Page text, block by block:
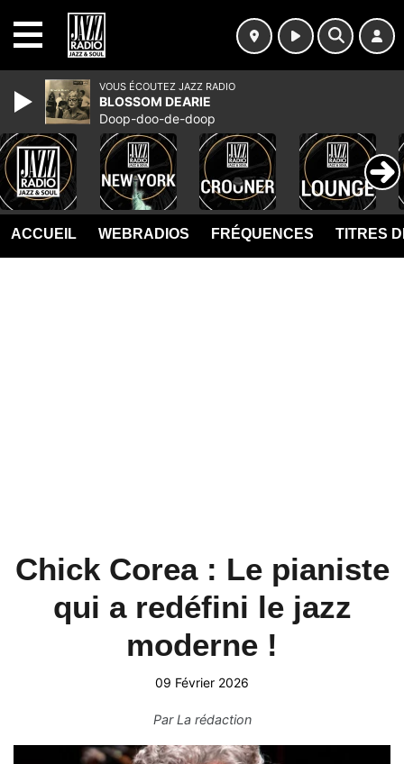
ACCUEIL WEBRADIOS FRÉQUENCES TITRES
Chick Corea : Le pianiste
qui a redéfini le jazz
moderne !
09 Février 2026
ParLa rédaction
VOUS ÉCOUTEZ JAZZ RADIO
BLOSSOM DEARIE
Doop-doo-de-doop